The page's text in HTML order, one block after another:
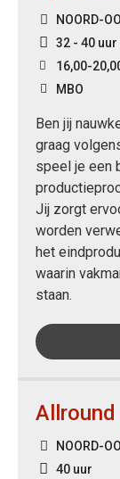
NOORD-
32 - 40 uur
16,00-
MBO
Ben jij
graag
speel je een
Jij zorgt
worden
het
waarin
staan.
NOORD-
40 uur